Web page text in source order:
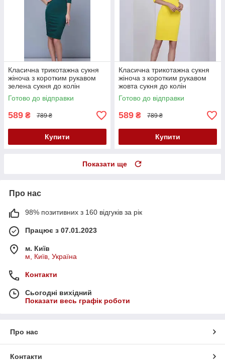
Класична трикотажна сукня
жіноча з коротким рукавом
зелена сукня до колін
однотонна 40 42 розмір
Готово до відправки
589 ₴ 789 ₴
Купити
Класична трикотажна сукня
жіноча з коротким рукавом
жовта сукня до колін
однотонна 42 46 48 розмір
Готово до відправки
589 ₴ 789 ₴
Купити
Показати ще
Про нас
98% позитивних з 160 відгуків за рік
Працює з 07.01.2023
м. Київ
м, Київ, Україна
Контакти
Сьогодні вихідний
Показати весь графік роботи
Про нас
Контакти